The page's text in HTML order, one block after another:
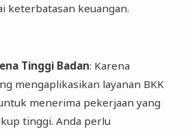
keterbatasan keuangan.
Tinggi Badan: Karena
mengaplikasikan layanan BKK
menerima pekerjaan yang
tinggi. Anda perlu